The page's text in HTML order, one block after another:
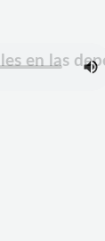
en las